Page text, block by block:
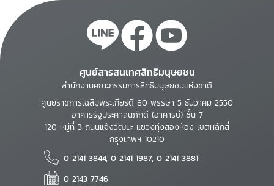
ศูนย์สารสนเทศสิทธิมนุษยชน
สำนักงานคณะกรรมการสิทธิมนุษยชนแห่งชาติ
ศูนย์ราชการเฉลิมพระเกียรติ 80 พรรษา 5 ธันวาคม 2550
อาคารรัฐประศาสนภักดี (อาคารบี) ชั้น 7
120 หมู่ที่ 3 ถนนแจ้งวัฒนะ แขวงทุ่งสองห้อง เขตหลักสี่
กรุงเทพฯ 10210
0 2141 3844, 0 2141 1987, 0 2141 3881
0 2143 7746